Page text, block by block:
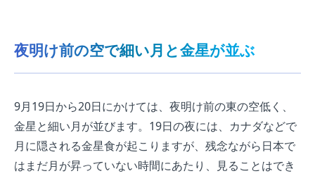
夜明け前の空で細い月と金星が並ぶ
9月19日から20日にかけては、夜明け前の東の空低く、
金星と細い月が並びます。19日の夜には、カナダなどで
月に隠される金星食が起こりますが、残念ながら日本で
はまだ月が昇っていない時間にあたり、見ることはでき